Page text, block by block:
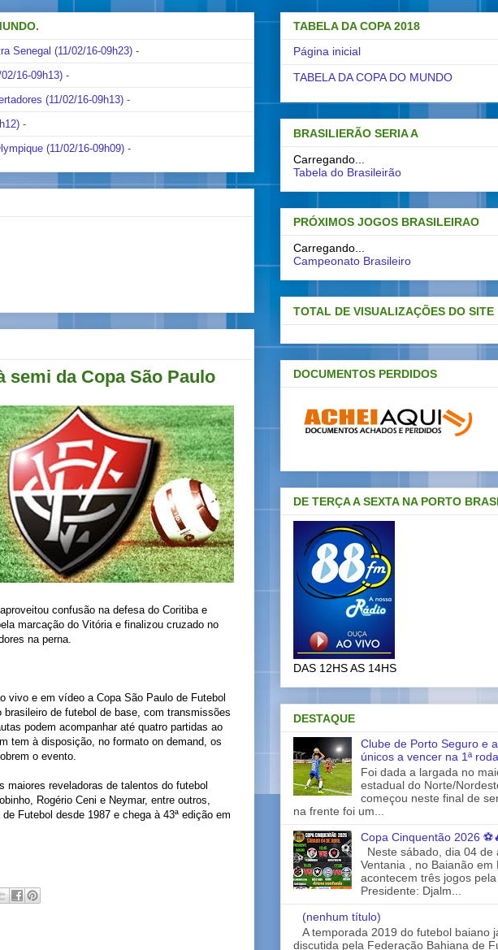
Senegal (11/02/16-09h23) -
16-09h13) -
(11/02/16-09h13) -
-
(11/02/16-09h09) -
semi da Copa São Paulo
confusão na defesa do Coritiba e
marcação do Vitória e finalizou cruzado no
na perna.
vivo e em vídeo a Copa São Paulo de Futebol
de futebol de base, com transmissões
podem acompanhar até quatro partidas ao
tem à disposição, no formato on demand, os
o evento.
maiores reveladoras de talentos do futebol
Rogério Ceni e Neymar, entre outros,
Futebol desde 1987 e chega à 43ª edição em
TABELA DA COPA 2018
Página inicial
TABELA DA COPA DO MUNDO
BRASILIERÃO SERIA A
Carregando...
Tabela do Brasileirão
PRÓXIMOS JOGOS BRASILEIRAO
Carregando...
Campeonato Brasileiro
TOTAL DE VISUALIZAÇÕES DO SITE
DOCUMENTOS PERDIDOS
DE TERÇA A SEXTA NA PORTO
DAS 12HS AS 14HS
DESTAQUE
Clube de Porto Seguro e
únicos a vencer na 1ª
Foi dada a largada no
estadual do Norte/
começou neste final de
na frente foi um...
Copa Cinquentão 2026
Neste sábado, dia 04 de
Ventania , no Baianão em
acontecem três jogos
Presidente: Djalm...
(nenhum título)
A temporada 2019 do futebol baiano
discutida pela Federação Bahiana de